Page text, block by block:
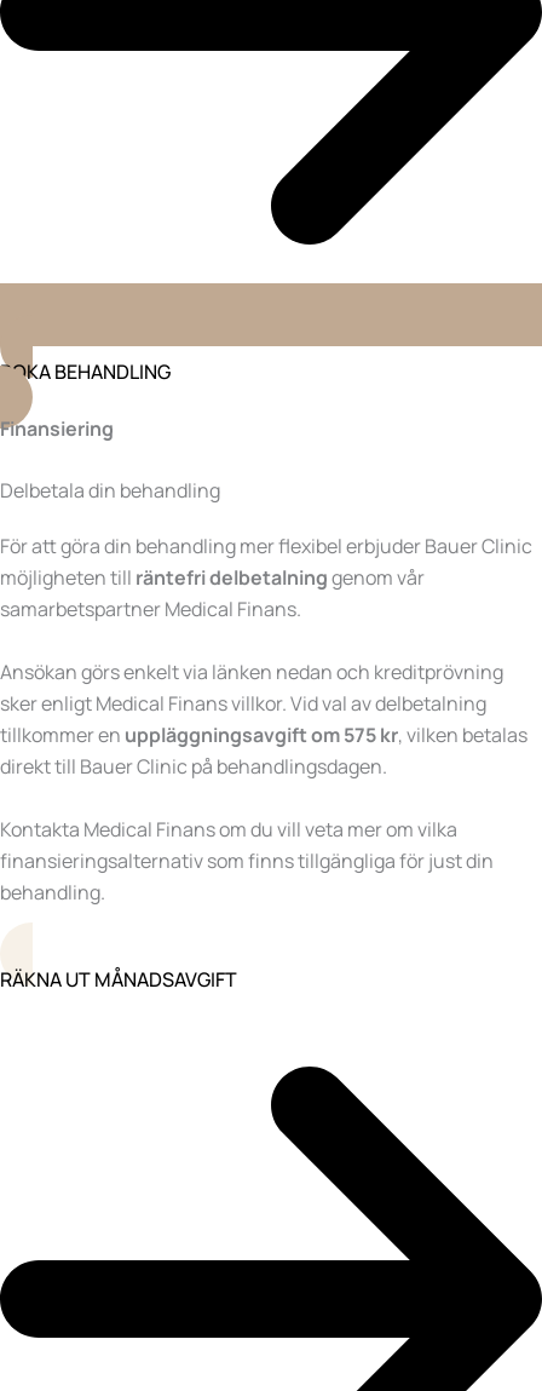
BOKA BEHANDLING
Finansiering
Delbetala din behandling
För att göra din behandling mer flexibel erbjuder Bauer Clinic
möjligheten till räntefri delbetalninggenom vår
samarbetspartner Medical Finans.
Ansökan görs enkelt via länken nedan och kreditprövning
sker enligt Medical Finans villkor. Vid val av delbetalning
tillkommer en uppläggningsavgift om 575 kr, vilken betalas
direkt till Bauer Clinic på behandlingsdagen.
Kontakta Medical Finans om du vill veta mer om vilka
finansieringsalternativ som finns tillgängliga för just din
behandling.
RÄKNA UT MÅNADSAVGIFT